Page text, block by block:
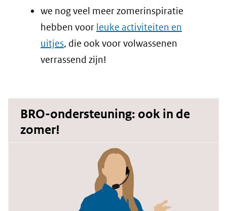
venster)
(verwijst
naar
een
in
nieuw
venster)
(verwijst
website)
we nog veel meer zomerinspiratie
hebben voor leuke activiteiten en
uitjes, die ook voor volwassenen
verrassend zijn!
BRO-ondersteuning: ook in de
zomer!